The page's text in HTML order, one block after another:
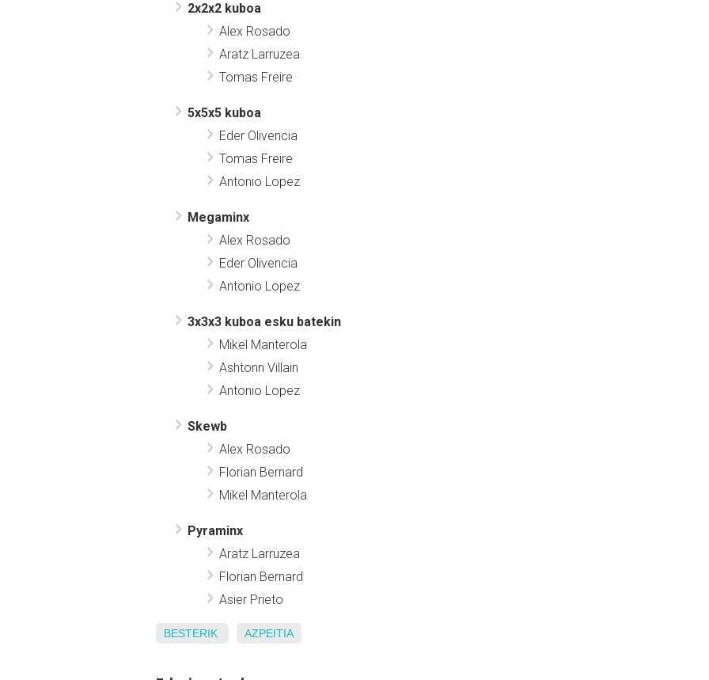
2x2x2 kuboa
Alex Rosado
Aratz Larruzea
Tomas Freire
5x5x5 kuboa
Eder Olivencia
Tomas Freire
Antonio Lopez
Megaminx
Alex Rosado
Eder Olivencia
Antonio Lopez
3x3x3 kuboa esku batekin
Mikel Manterola
Ashtonn Villain
Antonio Lopez
Skewb
Alex Rosado
Florian Bernard
Mikel Manterola
Pyraminx
Aratz Larruzea
Florian Bernard
Asier Prieto
BESTERIK AZPEITIA